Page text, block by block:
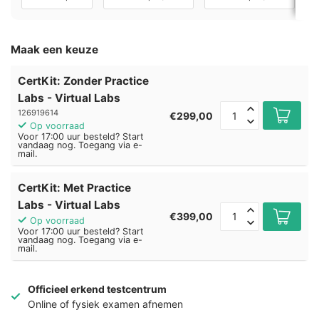
Maak een keuze
CertKit: Zonder Practice
Labs - Virtual Labs
126919614
Op voorraad
Voor 17:00 uur besteld? Start
vandaag nog. Toegang via e-
mail.
€299,00
CertKit: Met Practice
Labs - Virtual Labs
Op voorraad
Voor 17:00 uur besteld? Start
vandaag nog. Toegang via e-
mail.
€399,00
Officieel erkend testcentrum
Online of fysiek examen afnemen